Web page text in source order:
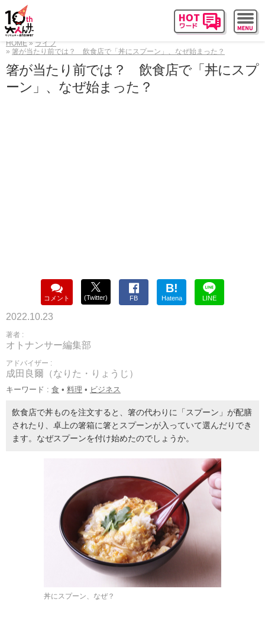
HOME
ライフ
箸が当たり前では？ 飲食店で「丼にスプーン」、なぜ始まった？
箸が当たり前では？ 飲食店で「丼にスプ
ーン」、なぜ始まった？
コメント (Twitter) FB
B!
Hatena LINE
2022.10.23
著者 :
オトナンサー編集部
アドバイザー :
成田良爾（なりた・りょうじ）
キーワード : 食 • 料理 • ビジネス
飲食店で丼ものを注文すると、箸の代わりに「スプーン」が配膳
されたり、卓上の箸箱に箸とスプーンが入っていて選んだりでき
ます。なぜスプーンを付け始めたのでしょうか。
丼にスプーン、なぜ？